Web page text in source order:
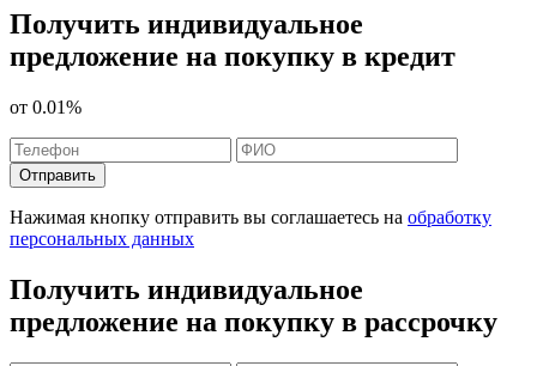
Получить индивидуальное
предложение на покупку в кредит
от 0.01%
Отправить
Нажимая кнопку отправить вы соглашаетесь на обработку
персональных данных
Получить индивидуальное
предложение на покупку в рассрочку